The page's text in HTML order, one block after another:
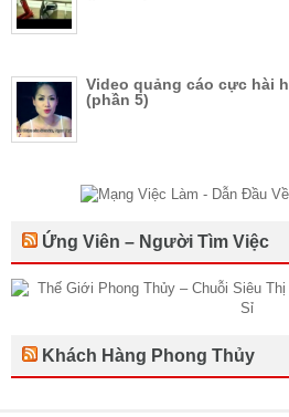
Video quảng cáo cực hài
(phần 5)
Ứng Viên – Người Tìm Việc
Khách Hàng Phong Thủy